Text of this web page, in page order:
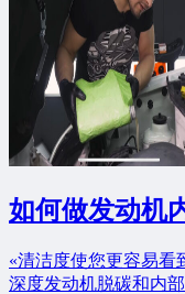
如何做发动机
«清洁度使您更容易看
深度发动机脱碳和内